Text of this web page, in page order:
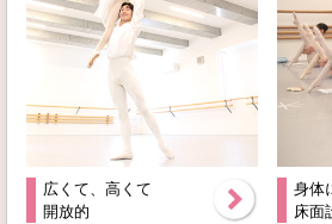
広くて、高くて
開放的
身体
床面